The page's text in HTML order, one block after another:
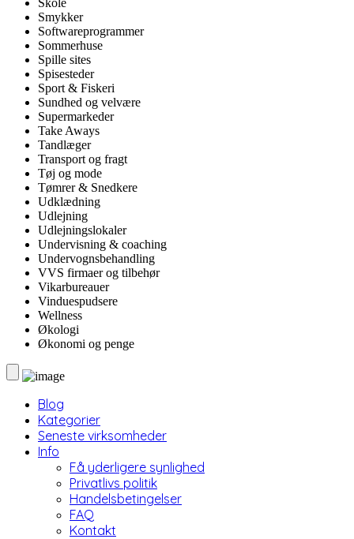
Skole
Smykker
Softwareprogrammer
Sommerhuse
Spille sites
Spisesteder
Sport & Fiskeri
Sundhed og velvære
Supermarkeder
Take Aways
Tandlæger
Transport og fragt
Tøj og mode
Tømrer & Snedkere
Udklædning
Udlejning
Udlejningslokaler
Undervisning & coaching
Undervognsbehandling
VVS firmaer og tilbehør
Vikarbureauer
Vinduespudsere
Wellness
Økologi
Økonomi og penge
Blog
Kategorier
Seneste virksomheder
Info
Få yderligere synlighed
Privatlivs politik
Handelsbetingelser
FAQ
Kontakt